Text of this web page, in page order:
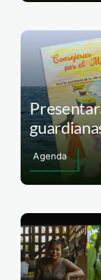
Agenda